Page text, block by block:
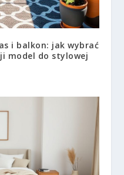
i balkon: jak wybrać
model do stylowej